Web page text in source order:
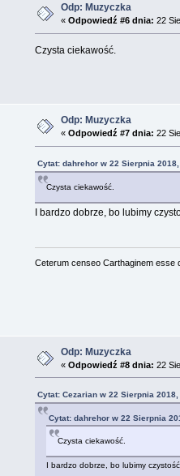
Odp: Muzyczka
« Odpowiedź #6 dnia: 22
Czysta ciekawość.
Odp: Muzyczka
« Odpowiedź #7 dnia: 22
Cytat: dahrehor w 22 Sierpnia
Czysta ciekawość.
I bardzo dobrze, bo lubimy
Ceterum censeo Carthaginem esse
Odp: Muzyczka
« Odpowiedź #8 dnia: 22
Cytat: Cezarian w 22 Sierpnia 2018,
Cytat: dahrehor w 22 Sierpnia
Czysta ciekawość.
I bardzo dobrze, bo lubimy